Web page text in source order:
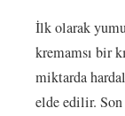
İlk olarak
kremamsı bir
miktarda
elde edilir. Son